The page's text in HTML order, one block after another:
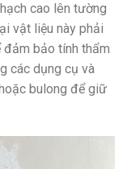
cao lên tường
vật liệu này phải
đảm bảo tính thẩm
các dụng cụ và
bulong để giữ